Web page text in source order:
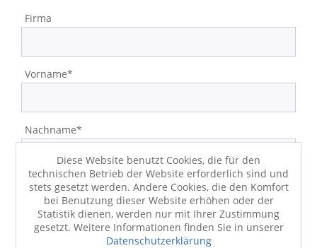
Firma
Vorname*
Nachname*
Strasse/Nr.
Diese Website benutzt Cookies, die für den
technischen Betrieb der Website erforderlich sind und
stets gesetzt werden. Andere Cookies, die den Komfort
bei Benutzung dieser Website erhöhen oder der
Statistik dienen, werden nur mit Ihrer Zustimmung
gesetzt. Weitere Informationen finden Sie in unserer
Datenschutzerklärung